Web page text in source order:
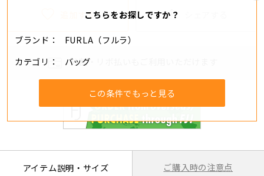
こちらをお探しですか？
ブランド
FURLA（フルラ）
カテゴリ
バッグ
この条件でもっと見る
追加する
分割・リボ払いもご利用いただけます
アイテム説明・サイズ ご購入時の注意点